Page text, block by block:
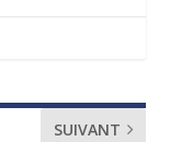
SUIVANT